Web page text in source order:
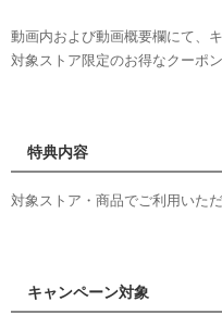
動画内および動画概要欄にて、
対象ストア限定のお得なクーポ
特典内容
対象ストア・商品でご利用いた
キャンペーン対象